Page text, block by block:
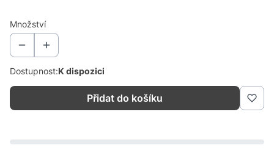
Množství
Dostupnost:K dispozici
Přidat do košíku